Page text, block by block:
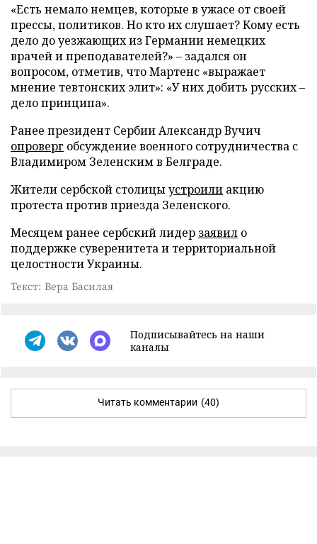
«Есть немало немцев, которые в ужасе от своей
прессы, политиков. Но кто их слушает? Кому есть
дело до уезжающих из Германии немецких
врачей и преподавателей?» – задался он
вопросом, отметив, что Мартенс «выражает
мнение тевтонских элит»: «У них добить русских –
дело принципа».
Ранее президент Сербии Александр Вучич
опроверг обсуждение военного сотрудничества с
Владимиром Зеленским в Белграде.
Жители сербской столицыустроили акцию
протеста против приезда Зеленского.
Месяцем ранее сербский лидер заявил о
поддержке суверенитета и территориальной
целостности Украины.
Текст: Вера Басилая
Подписывайтесь на наши
каналы
Читать комментарии (40)